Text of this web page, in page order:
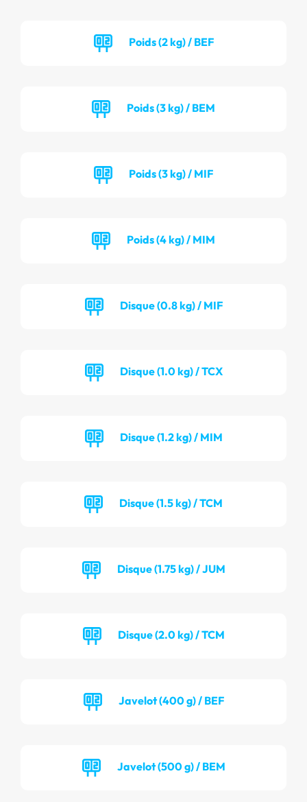
Poids (2 kg) / BEF
Poids (3 kg) / BEM
Poids (3 kg) / MIF
Poids (4 kg) / MIM
Disque (0.8 kg) / MIF
Disque (1.0 kg) / TCX
Disque (1.2 kg) / MIM
Disque (1.5 kg) / TCM
Disque (1.75 kg) / JUM
Disque (2.0 kg) / TCM
Javelot (400 g) / BEF
Javelot (500 g) / BEM